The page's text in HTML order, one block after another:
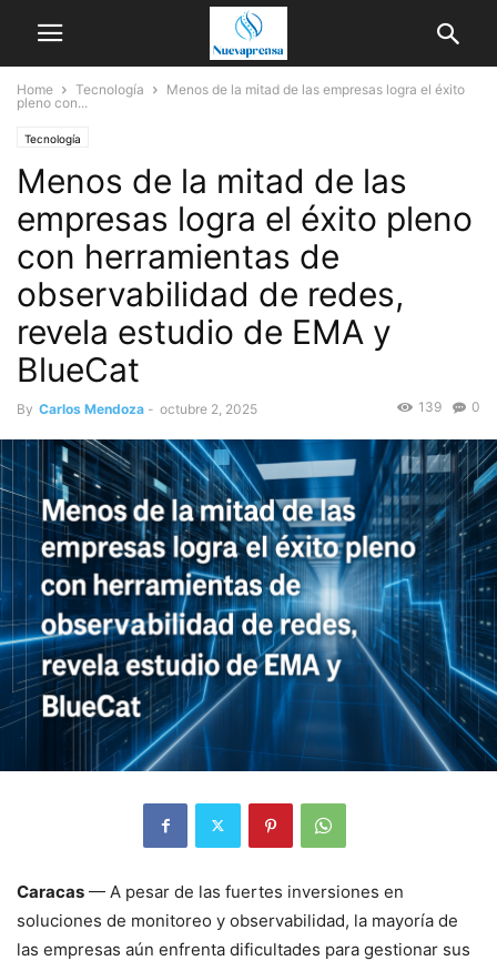
Home Tecnología
Menos de la mitad de las empresas logra el éxito
pleno con...
Tecnología
Menos de la mitad de las
empresas logra el éxito pleno
con herramientas de
observabilidad de redes,
revela estudio de EMA y
BlueCat
By Carlos Mendoza - octubre 2, 2025 0
139
Caracas — A pesar de las fuertes inversiones en
soluciones de monitoreo y observabilidad, la mayoría de
las empresas aún enfrenta dificultades para gestionar sus